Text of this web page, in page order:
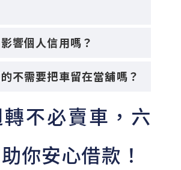
響個人信用嗎？
不需要把車留在當舖嗎？
不必賣車，六
你安心借款！